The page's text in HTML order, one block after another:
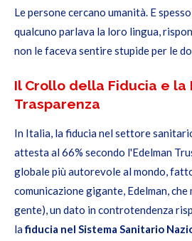
Le persone cercano umanità. E
qualcuno parlava la loro lingua,
non le faceva sentire stupide per le
Il Crollo della Fiducia e la
Trasparenza
In Italia, la fiducia nel settore
attesta al 66% secondo l'Edelman
globale più autorevole al mondo,
comunicazione gigante, Edelman, che
gente), un dato in controtendenza
lafiducia nel Sistema Sanitario